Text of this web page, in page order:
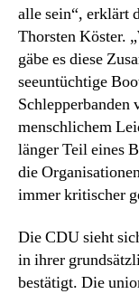
alle sein“, erklärt
Thorsten Köster.
gäbe es diese
seeuntüchtige
menschlichem
länger Teil eines
die
immer kritischer
Die CDU sieht
in ihrer
bestätigt. Die